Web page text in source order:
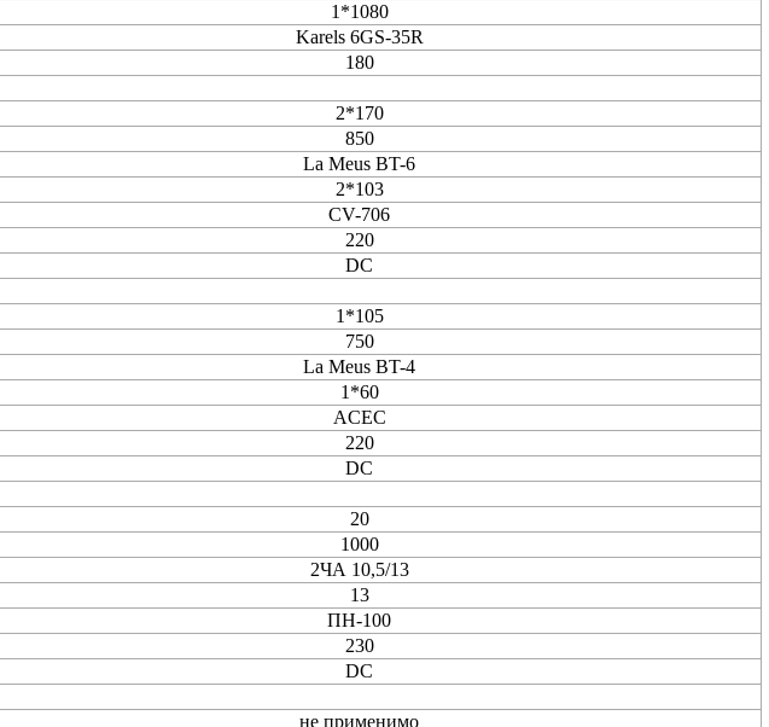
1*1080
Karels 6GS-35R
180
2*170
850
La Meus BT-6
2*103
CV-706
220
DC
1*105
750
La Meus BT-4
1*60
ACEC
220
DC
20
1000
2ЧА 10,5/13
13
ПН-100
230
DC
не применимо